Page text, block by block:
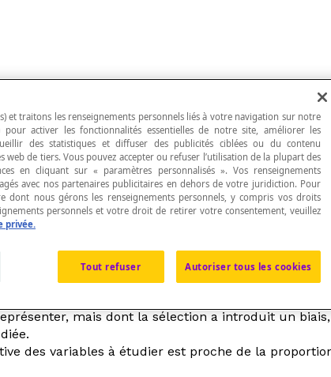
représentatives d'unepopulationou d'un
mais dont la sélection a introduit un
des variables à étudier est proche de la
et traitons les renseignements personnels liés à votre navigation sur notre
activer les fonctionnalités essentielles de notre site, améliorer les
des statistiques et diffuser des publicités ciblées ou du contenu
web de tiers. Vous pouvez accepter ou refuser l’utilisation de la plupart des
en cliquant sur « paramètres personnalisés ». Vos renseignements
avec nos partenaires publicitaires en dehors de votre juridiction. Pour
dont nous gérons les renseignements personnels, y compris vos droits
personnels et votre droit de retirer votre consentement, veuillez
privée.
Tout refuser Autoriser tous les cookies